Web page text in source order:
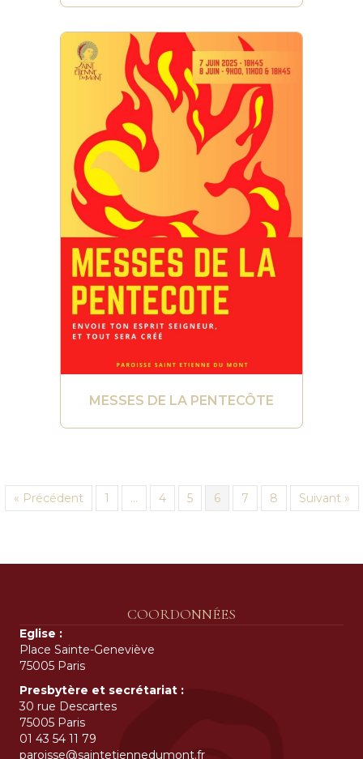
MESSES DE LA PENTECÔTE
« Précédent 1 … 4 5 6 7 8 Suivant »
COORDONNÉES
Eglise :
Place Sainte-Geneviève
75005 Paris
Presbytère et secrétariat :
30 rue Descartes
75005 Paris
01 43 54 11 79
paroisse@saintetiennedumont.fr